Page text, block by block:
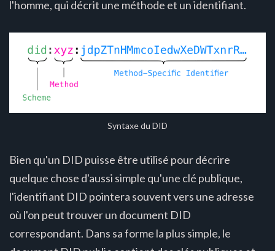
l'homme, qui décrit une méthode et un identifiant.
Syntaxe du DID
Bien qu'un DID puisse être utilisé pour décrire
quelque chose d'aussi simple qu'une clé publique,
l'identifiant DID pointera souvent vers une adresse
où l'on peut trouver un document DID
correspondant. Dans sa forme la plus simple, le